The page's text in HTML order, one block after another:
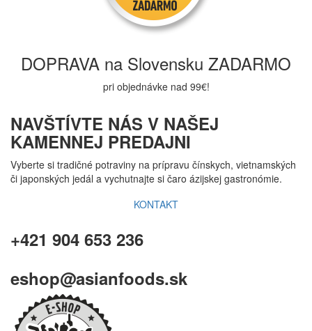
DOPRAVA na Slovensku ZADARMO
pri objednávke nad 99€!
NAVŠTÍVTE NÁS V NAŠEJ
KAMENNEJ PREDAJNI
Vyberte si tradičné potraviny na prípravu čínskych, vietnamských
či japonských jedál a vychutnajte si čaro ázijskej gastronómie.
KONTAKT
+421 904 653 236
eshop@asianfoods.sk